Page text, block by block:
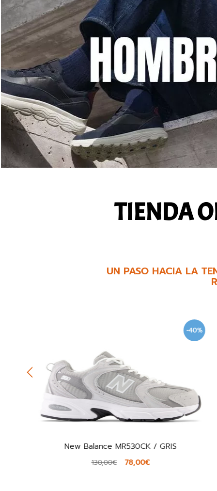
TIENDA
UN PASO HACIA LA
-40%
Clarks Mykah Joy / BLANCO
80,00€ 48,00€